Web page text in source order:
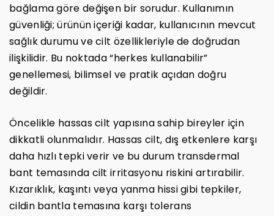
bağlama göre değişen bir sorudur. Kullanımın
güvenliği; ürünün içeriği kadar, kullanıcının mevcut
sağlık durumu ve cilt özellikleriyle de doğrudan
ilişkilidir. Bu noktada “herkes kullanabilir”
genellemesi, bilimsel ve pratik açıdan doğru
değildir.
Öncelikle hassas cilt yapısına sahip bireyler için
dikkatli olunmalıdır. Hassas cilt, dış etkenlere karşı
daha hızlı tepki verir ve bu durum transdermal
bant temasında cilt irritasyonu riskini artırabilir.
Kızarıklık, kaşıntı veya yanma hissi gibi tepkiler,
cildin bantla temasına karşı tolerans